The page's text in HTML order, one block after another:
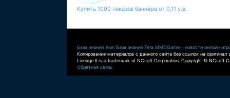
Купить 1000 показов баннера от 0,11 у.е.
База знаний Aion База знаний Tera MMOGame - новости онлайн
Копирование материалов с данного сайта без ссылок на оригинал
Lineage II is a trademark of NCsoft Corporation. Copyright © NCsoft
Обратная связь